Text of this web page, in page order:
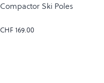
Compactor Ski Poles
CHF 169.00